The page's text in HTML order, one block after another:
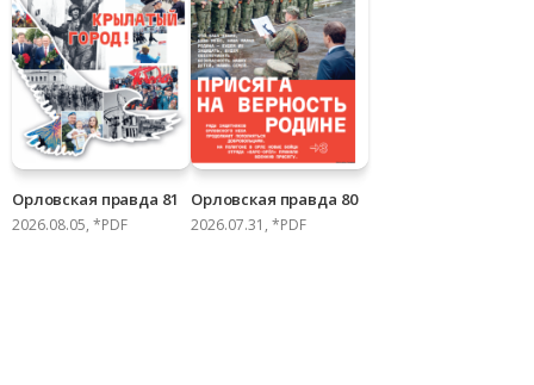
Орловская правда 81
2026.08.05, *PDF
Орловская правда 80
2026.07.31, *PDF